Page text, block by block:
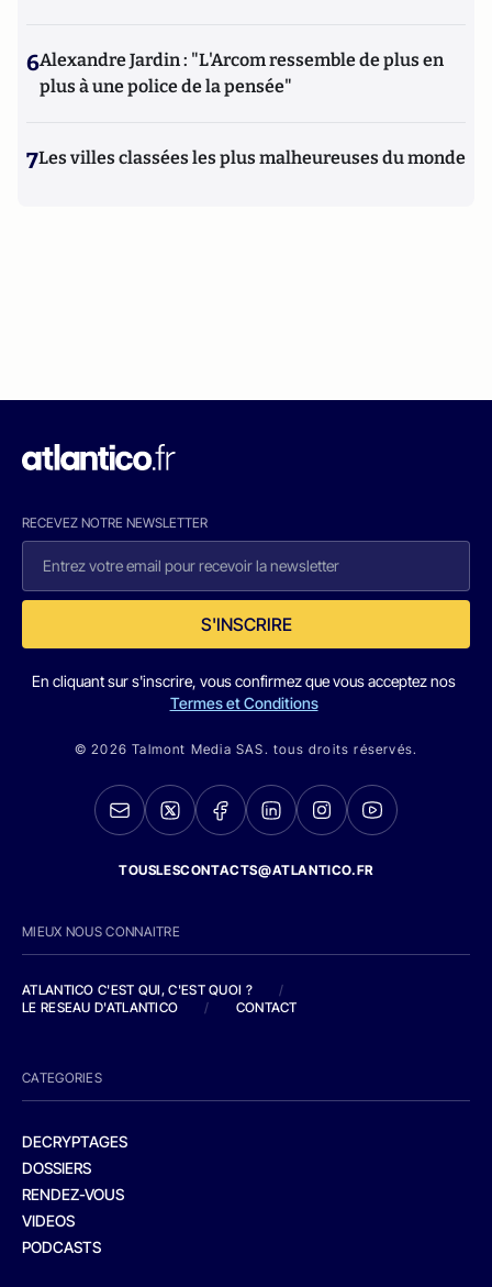
6Alexandre Jardin : "L'Arcom ressemble de plus en
plus à une police de la pensée"
7Les villes classées les plus malheureuses du monde
RECEVEZ NOTRE NEWSLETTER
S'INSCRIRE
En cliquant sur s'inscrire, vous confirmez que vous acceptez nos
Termes et Conditions
© 2026 Talmont Media SAS. tous droits réservés.
TOUSLESCONTACTS@ATLANTICO.FR
MIEUX NOUS CONNAITRE
ATLANTICO C'EST QUI, C'EST QUOI ?
/
LE RESEAU D'ATLANTICO
/ CONTACT
CATEGORIES
DECRYPTAGES
DOSSIERS
RENDEZ-VOUS
VIDEOS
PODCASTS